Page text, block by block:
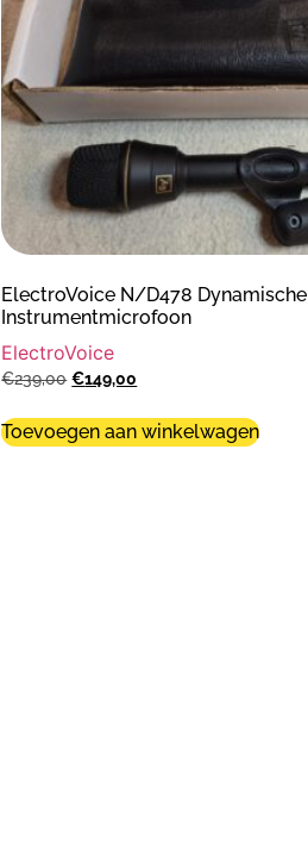
ElectroVoice N/D478 Dynamische
Instrumentmicrofoon
ElectroVoice
€239,00 €149,00
Toevoegen aan winkelwagen